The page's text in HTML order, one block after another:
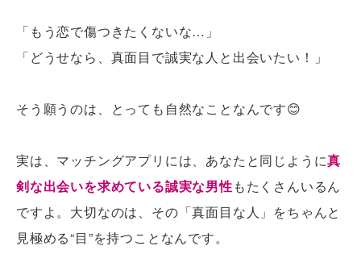
「もう恋で傷つきたくないな…」
「どうせなら、真面目で誠実な人と出会いたい！」
そう願うのは、とっても自然なことなんです😊
実は、マッチングアプリには、あなたと同じように真
剣な出会いを求めている誠実な男性もたくさんいるん
ですよ。大切なのは、その「真面目な人」をちゃんと
見極める“目”を持つことなんです。